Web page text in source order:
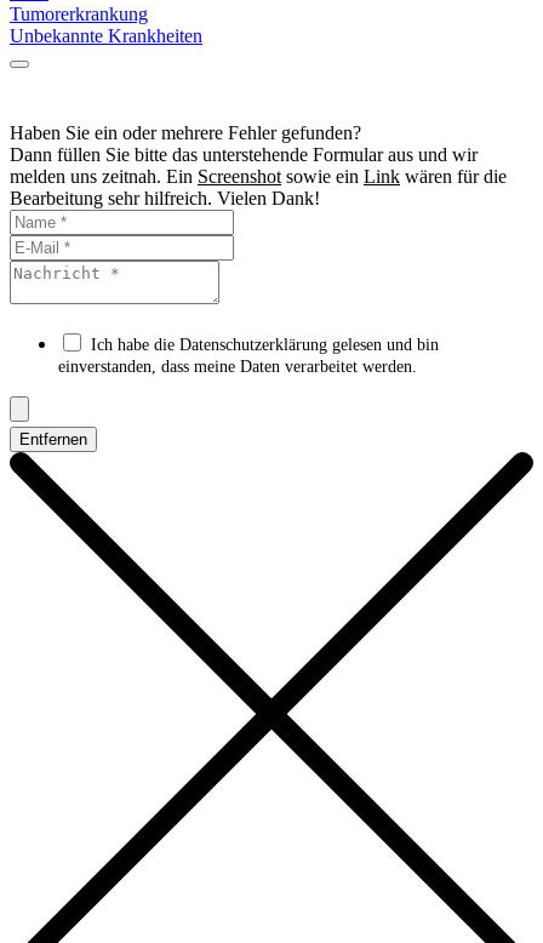
Tumorerkrankung
Unbekannte Krankheiten
Haben Sie ein oder mehrere Fehler gefunden?
Dann füllen Sie bitte das unterstehende Formular aus und wir
melden uns zeitnah. Ein Screenshot sowie ein Link wären für die
Bearbeitung sehr hilfreich. Vielen Dank!
Ich habe die Datenschutzerklärung gelesen und bin
einverstanden, dass meine Daten verarbeitet werden.
Entfernen